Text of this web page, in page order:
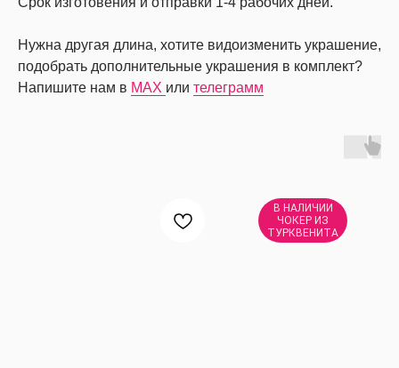
Нужна другая длина, хотите видоизменить украшение,
подобрать дополнительные украшения в комплект?
Напишите нам в MAX или телеграмм
В НАЛИЧИИ
ЧОКЕР ИЗ
ТУРКВЕНИТА